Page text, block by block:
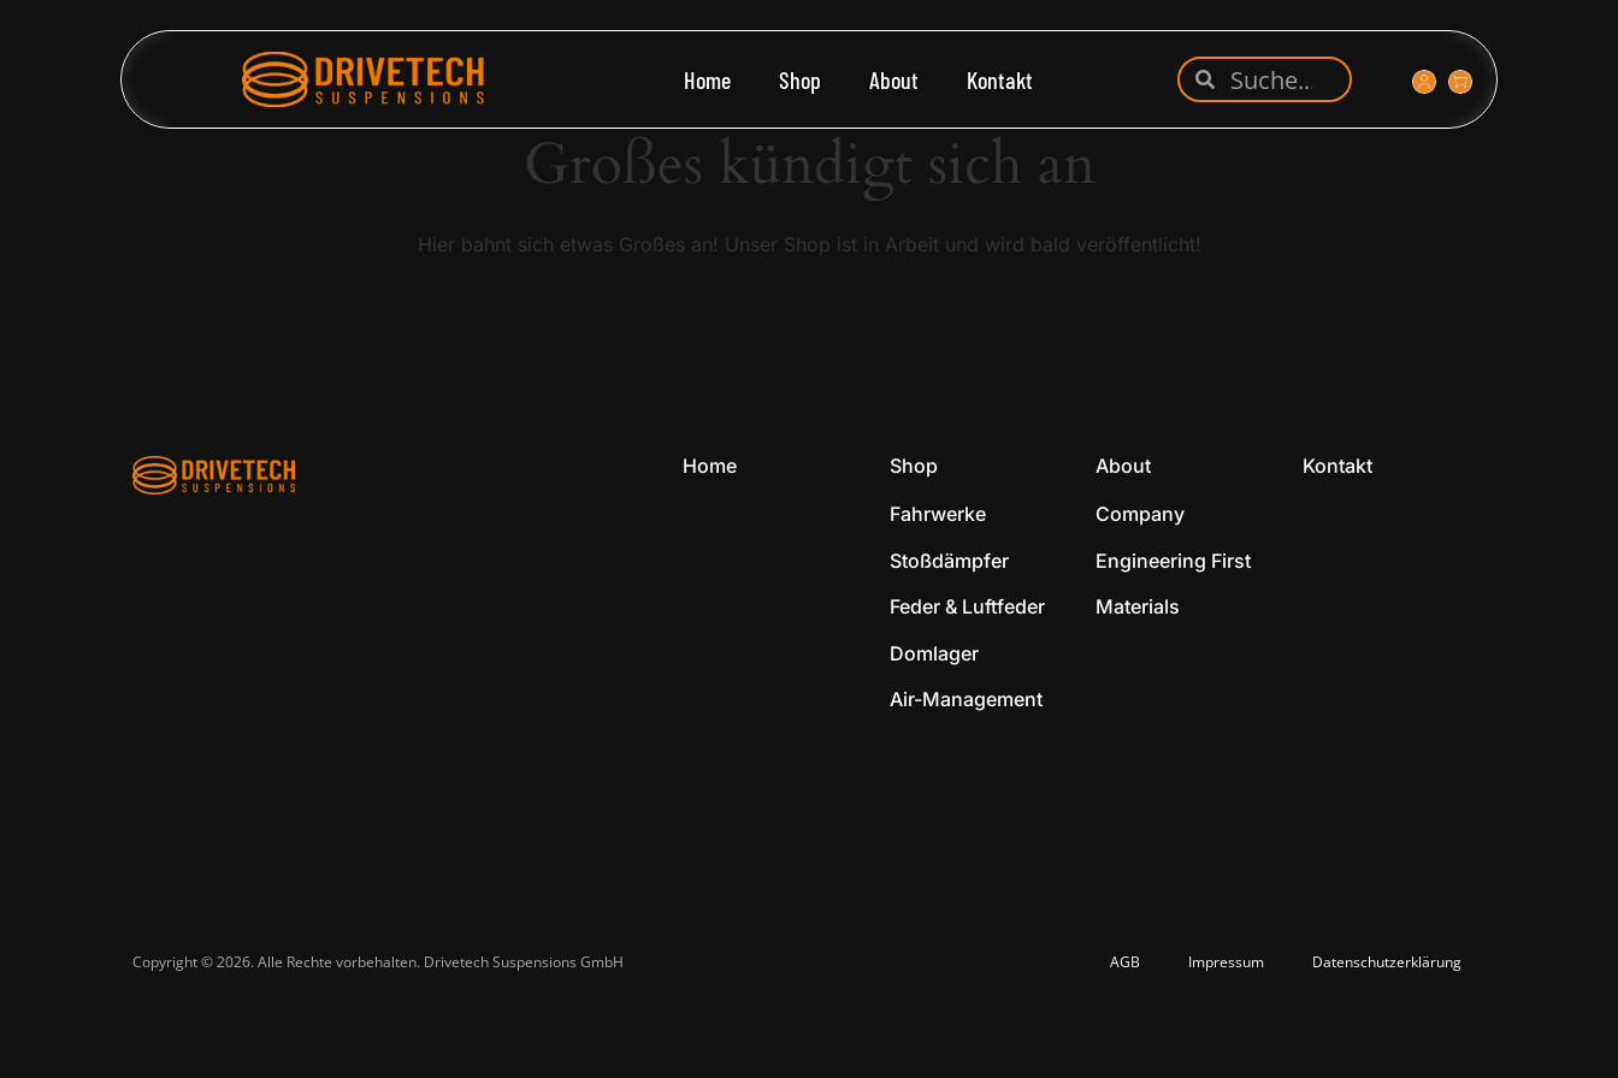
Home Shop About Kontakt
Großes kündigt sich an
Hier bahnt sich etwas Großes an! Unser Shop ist in Arbeit und wird bald veröffentlicht!
Home
Shop
Fahrwerke
Stoßdämpfer
Feder & Luftfeder
Domlager
Air-Management
About
Company
Engineering First
Materials
Kontakt
Copyright © 2026. Alle Rechte vorbehalten. Drivetech Suspensions GmbH​ AGB Impressum Datenschutzerklärung